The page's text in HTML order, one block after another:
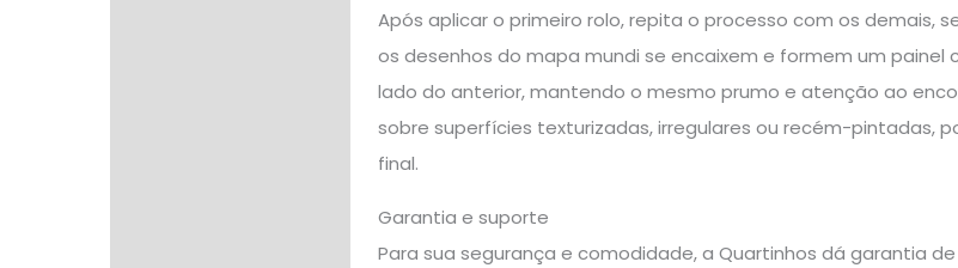
Após aplicar o primeiro rolo, repita o processo com os demais,
os desenhos do mapa mundi se encaixem e formem um
lado do anterior, mantendo o mesmo prumo e atenção ao
sobre superfícies texturizadas, irregulares ou recém-pintadas,
final.
Garantia e suporte
Para sua segurança e comodidade, a Quartinhos dá garantia